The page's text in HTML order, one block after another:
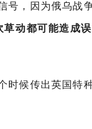
号，因为俄乌战
草动都可能造成
时候传出英国特